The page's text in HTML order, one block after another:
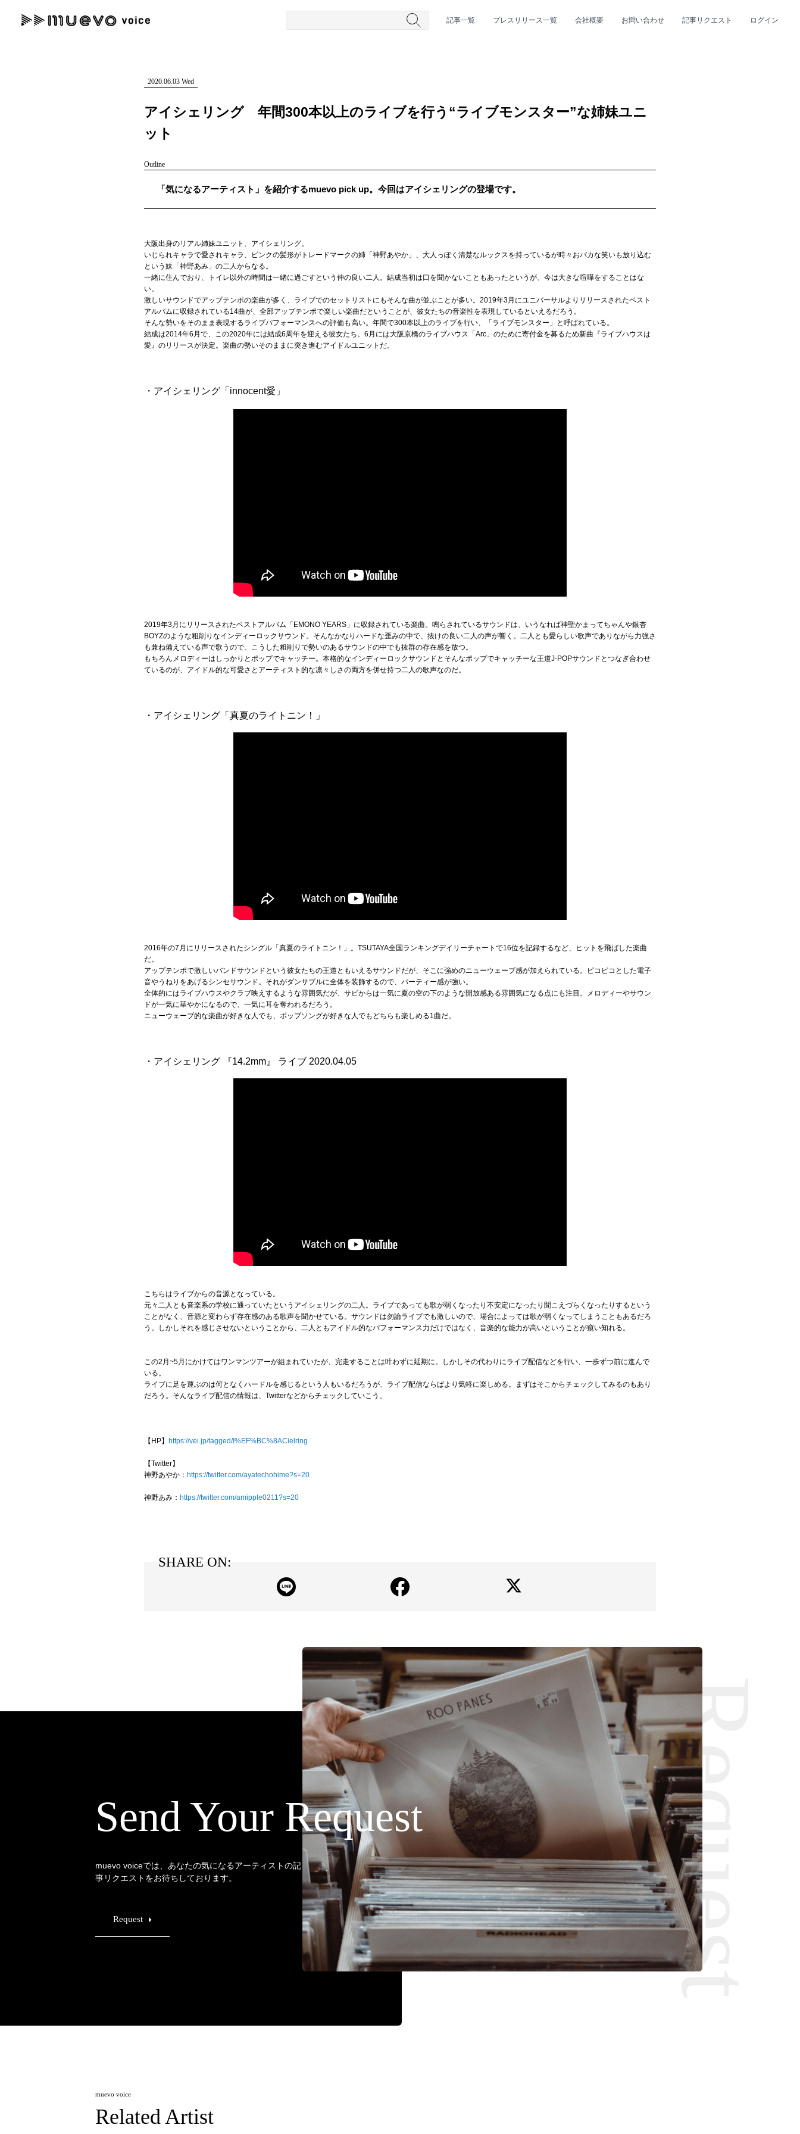
記事一覧 プレスリリース一覧 会社概要 お問い合わせ 記事リクエスト ログイン
#ロック #男性シンガー #HR/HM #女性シンガー #ヒップホップ #男性シンガーグループ
"読者の声を形にする”音楽特化メディア
2020.06.03 Wed
アイシェリング 年間300本以上のライブを行う“ライブモンスター”な姉妹ユニ
ット
Outline
「気になるアーティスト」を紹介するmuevo pick up。今回はアイシェリングの登場です。
大阪出身のリアル姉妹ユニット、アイシェリング。
いじられキャラで愛されキャラ、ピンクの髪形がトレードマークの姉「神野あやか」、大人っぽく清楚なルックスを持っているが時々おバカな笑いも放り込む
という妹「神野あみ」の二人からなる。
一緒に住んでおり、トイレ以外の時間は一緒に過ごすという仲の良い二人。結成当初は口を聞かないこともあったというが、今は大きな喧嘩をすることはな
い。
激しいサウンドでアップテンポの楽曲が多く、ライブでのセットリストにもそんな曲が並ぶことが多い。2019年3月にユニバーサルよりリリースされたベスト
アルバムに収録されている14曲が、全部アップテンポで楽しい楽曲だということが、彼女たちの音楽性を表現しているといえるだろう。
そんな勢いをそのまま表現するライブパフォーマンスへの評価も高い。年間で300本以上のライブを行い、「ライブモンスター」と呼ばれている。
結成は2014年6月で、この2020年には結成6周年を迎える彼女たち。6月には大阪京橋のライブハウス「Arc」のために寄付金を募るため新曲『ライブハウスは
愛』のリリースが決定。楽曲の勢いそのままに突き進むアイドルユニットだ。
・アイシェリング「innocent愛」
2019年3月にリリースされたベストアルバム「EMONO YEARS」に収録されている楽曲。鳴らされているサウンドは、いうなれば神聖かまってちゃんや銀杏
BOYZのような粗削りなインディーロックサウンド。そんなかなりハードな歪みの中で、抜けの良い二人の声が響く。二人とも愛らしい歌声でありながら力強さ
も兼ね備えている声で歌うので、こうした粗削りで勢いのあるサウンドの中でも抜群の存在感を放つ。
もちろんメロディーはしっかりとポップでキャッチー。本格的なインディーロックサウンドとそんなポップでキャッチーな王道J-POPサウンドとつなぎ合わせ
ているのが、アイドル的な可愛さとアーティスト的な凛々しさの両方を併せ持つ二人の歌声なのだ。
・アイシェリング「真夏のライトニン！」
2016年の7月にリリースされたシングル「真夏のライトニン！」。TSUTAYA全国ランキングデイリーチャートで16位を記録するなど、ヒットを飛ばした楽曲
だ。
アップテンポで激しいバンドサウンドという彼女たちの王道ともいえるサウンドだが、そこに強めのニューウェーブ感が加えられている。ピコピコとした電子
音やうねりをあげるシンセサウンド。それがダンサブルに全体を装飾するので、パーティー感が強い。
全体的にはライブハウスやクラブ映えするような雰囲気だが、サビからは一気に夏の空の下のような開放感ある雰囲気になる点にも注目。メロディーやサウン
ドが一気に華やかになるので、一気に耳を奪われるだろう。
ニューウェーブ的な楽曲が好きな人でも、ポップソングが好きな人でもどちらも楽しめる1曲だ。
・アイシェリング 『14.2mm』 ライブ 2020.04.05
こちらはライブからの音源となっている。
元々二人とも音楽系の学校に通っていたというアイシェリングの二人。ライブであっても歌が弱くなったり不安定になったり聞こえづらくなったりするという
ことがなく、音源と変わらず存在感のある歌声を聞かせている。サウンドは勿論ライブでも激しいので、場合によっては歌が弱くなってしまうこともあるだろ
う。しかしそれを感じさせないということから、二人ともアイドル的なパフォーマンス力だけではなく、音楽的な能力が高いということが窺い知れる。
この2月~5月にかけてはワンマンツアーが組まれていたが、完走することは叶わずに延期に。しかしその代わりにライブ配信などを行い、一歩ずつ前に進んで
いる。
ライブに足を運ぶのは何となくハードルを感じるという人もいるだろうが、ライブ配信ならばより気軽に楽しめる。まずはそこからチェックしてみるのもあり
だろう。そんなライブ配信の情報は、Twitterなどからチェックしていこう。
【HP】 https://vei.jp/tagged/I%EF%BC%8ACielring
【Twitter】
神野あやか： https://twitter.com/ayatechohime?s=20
神野あみ： https://twitter.com/amipple0211?s=20
SHARE ON:
Request
Send Your Request
muevo voiceでは、あなたの気になるアーティストの記
事リクエストをお待ちしております。
Request
muevo voice
Related Artist